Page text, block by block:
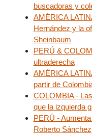
buscadoras y
AMÉRICA
Hernández y la
Sheinbaum
PERÚ &
ultraderecha
AMÉRICA
partir de
COLOMBIA -
que la izquierda
PERÚ -
Roberto Sánchez